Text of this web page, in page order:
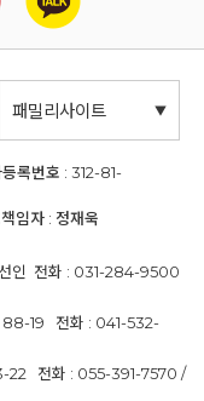
패밀리사이트
록번호 : 312-81-
임자 : 정재욱
선인 전화 : 031-284-9500
88-19 전화 : 041-532-
22 전화 : 055-391-7570 /